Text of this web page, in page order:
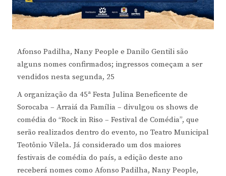
Afonso Padilha, Nany People e Danilo Gentili são
alguns nomes confirmados; ingressos começam a ser
vendidos nesta segunda, 25
A organização da 45ª Festa Julina Beneficente de
Sorocaba – Arraiá da Família – divulgou os shows de
comédia do “Rock in Riso – Festival de Comédia”, que
serão realizados dentro do evento, no Teatro Municipal
Teotônio Vilela. Já considerado um dos maiores
festivais de comédia do país, a edição deste ano
receberá nomes como Afonso Padilha, Nany People,